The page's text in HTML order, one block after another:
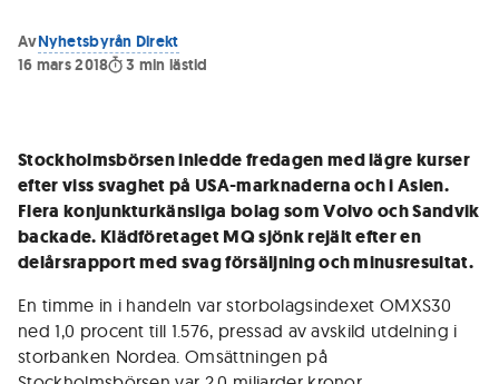
AvNyhetsbyrån Direkt
16 mars 2018
3 min lästid
Stockholmsbörsen inledde fredagen med lägre kurser
efter viss svaghet på USA-marknaderna och i Asien.
Flera konjunkturkänsliga bolag som Volvo och Sandvik
backade. Klädföretaget MQ sjönk rejält efter en
delårsrapport med svag försäljning och minusresultat.
En timme in i handeln var storbolagsindexet OMXS30
ned 1,0 procent till 1.576, pressad av avskild utdelning i
storbanken Nordea. Omsättningen på